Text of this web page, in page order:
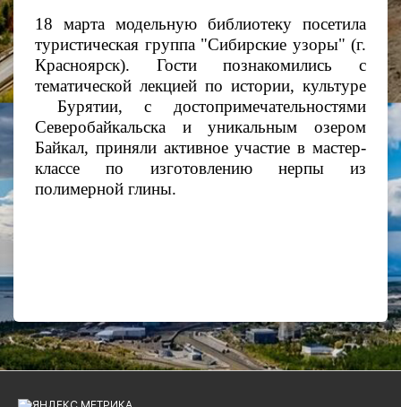
18 марта модельную библиотеку посетила
туристическая группа "Сибирские узоры" (г.
Красноярск). Гости познакомились с
тематической лекцией по истории, культуре
Бурятии, с достопримечательностями
Северобайкальска и уникальным озером
Байкал, приняли активное участие в мастер-
классе по изготовлению нерпы из
полимерной глины.